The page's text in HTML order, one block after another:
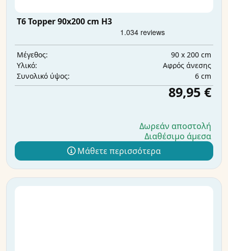
T6 Topper 90x200 cm H3
Μέγεθος:
90 x 200 cm
Υλικό:
Αφρός άνεσης
Συνολικό ύψος:
6 cm
89,95 €
Δωρεάν αποστολή
Διαθέσιμο άμεσα
Μάθετε περισσότερα